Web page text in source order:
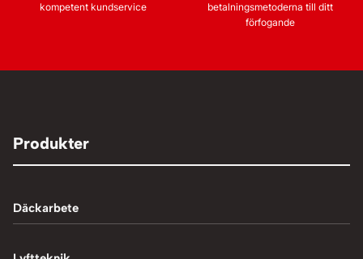
kompetent kundservice
betalningsmetoderna till ditt
förfogande
Produkter
Däckarbete
Balanseringsmaskiner